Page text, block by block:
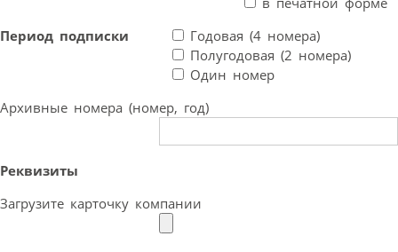
Период подписки
Годовая (4 номера)
Полугодовая (2 номера)
Один номер
Архивные номера (номер, год)
Реквизиты
Загрузите карточку компании